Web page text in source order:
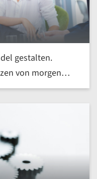
gestalten.
von morgen